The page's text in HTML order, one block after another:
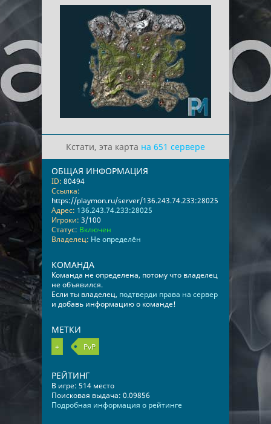
Кстати, эта карта на 651 сервере
ОБЩАЯ ИНФОРМАЦИЯ
ID: 80494
Ссылка:
https://playmon.ru/server/136.243.74.233:28025
Адрес: 136.243.74.233:28025
Игроки: 3/100
Статус: Включен
Владелец: Не определён
КОМАНДА
Команда не определена, потому что владелец
не объявился.
Если ты владелец, подтверди права на сервер
и добавь информацию о команде!
МЕТКИ
+ PvP
РЕЙТИНГ
В игре: 514 место
Поисковая выдача: 0.09856
Подробная информация о рейтинге